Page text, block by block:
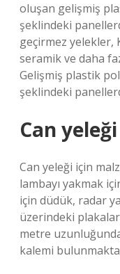
oluşan gelişmiş
şeklindeki
geçirmez yelekler,
seramik ve daha
Gelişmiş plastik
şeklindeki
Can
Can yeleği için
lambayı yakmak
için düdük, radar
üzerindeki
metre
kalemi